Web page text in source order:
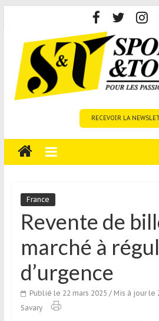
content
Tourisme
est
média
sur
tourisme
sportif
qui
aux
voyageurs
RECEVOIR LA
France
Revente de
marché à
d’urgence
Publié le 22 mars 2025 / Mis à jour le
Savary